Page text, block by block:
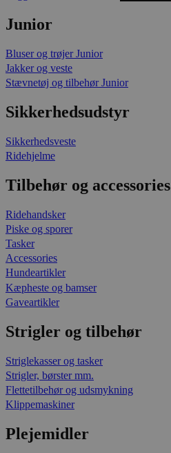
Junior
Bluser og trøjer Junior
Jakker og veste
Stævnetøj og tilbehør Junior
Sikkerhedsudstyr
Sikkerhedsveste
Ridehjelme
Tilbehør og accessories
Ridehandsker
Piske og sporer
Tasker
Accessories
Hundeartikler
Kæpheste og bamser
Gaveartikler
Strigler og tilbehør
Striglekasser og tasker
Strigler, børster mm.
Flettetilbehør og udsmykning
Klippemaskiner
Plejemidler